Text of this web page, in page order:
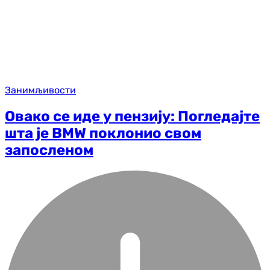
Занимљивости
Овако се иде у пензију: Погледајте
шта је BMW поклонио свом
запосленом